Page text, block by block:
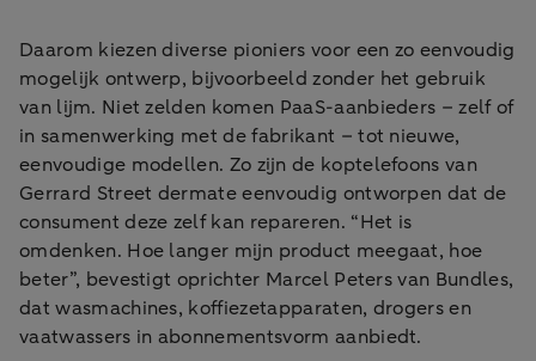
Daarom kiezen diverse pioniers voor een zo eenvoudig
mogelijk ontwerp, bijvoorbeeld zonder het gebruik
van lijm. Niet zelden komen PaaS-aanbieders – zelf of
in samenwerking met de fabrikant – tot nieuwe,
eenvoudige modellen. Zo zijn de koptelefoons van
Gerrard Street dermate eenvoudig ontworpen dat de
consument deze zelf kan repareren. “Het is
omdenken. Hoe langer mijn product meegaat, hoe
beter”, bevestigt oprichter Marcel Peters van Bundles,
dat wasmachines, koffiezetapparaten, drogers en
vaatwassers in abonnementsvorm aanbiedt.